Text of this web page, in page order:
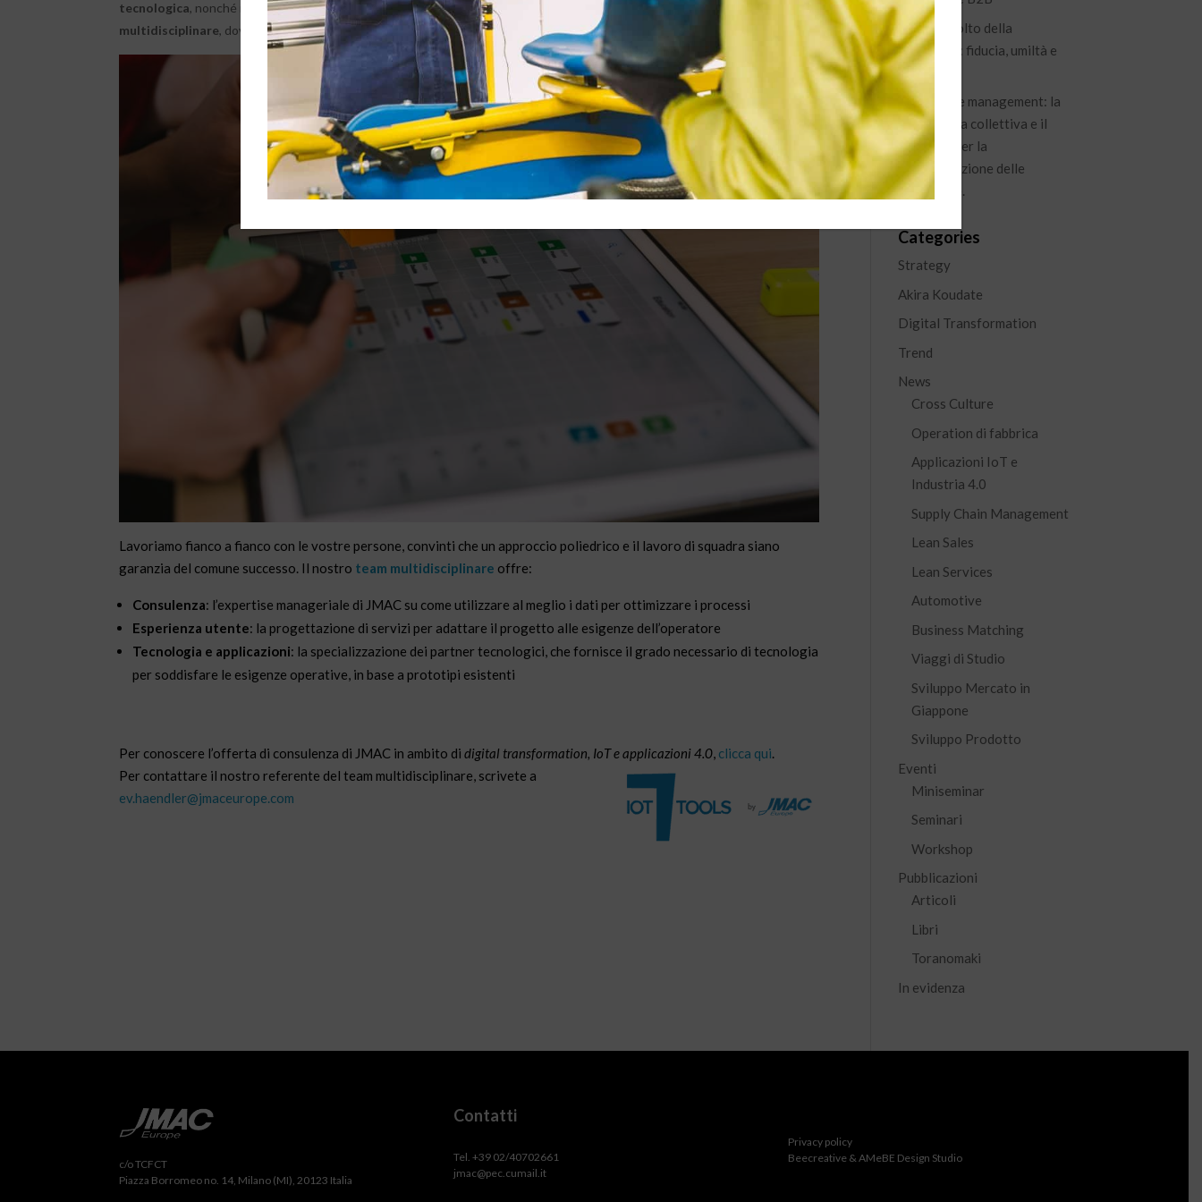
tecnologica, nonché il contributo fondamentale diesperienza e consapevolezza dell’azienda. Si attiva quindi un
multidisciplinare, dove nulla viene trascurato o distrutto, ma tutto si … trasforma!
Lavoriamo fianco a fianco con le vostre persone, convinti che un approccio poliedrico e il lavoro di squadra siano
garanzia del comune successo. Il nostro team multidisciplinare offre:
Consulenza: l’expertise manageriale di JMAC su come utilizzare al meglio i dati per ottimizzare i processi
Esperienza utente: la progettazione di servizi per adattare il progetto alle esigenze dell’operatore
Tecnologia e applicazioni: la specializzazione dei partner tecnologici, che fornisce il grado necessario di tecnologia
per soddisfare le esigenze operative, in base a prototipi esistenti
Per conoscere l’offerta di consulenza di JMAC in ambito di digital transformation, IoT e applicazioni 4.0, clicca qui.
Per contattare il nostro referente del team multidisciplinare, scrivete a
ev.haendler@jmaceurope.com
Il nuovo volto della
leadership: fiducia, umiltà e
visione
Knowledge management: la
conoscenza collettiva e il
percorso per la
capitalizzazione delle
esperienze.
Categories
Strategy
Akira Koudate
Digital Transformation
Trend
News
Cross Culture
Operation di fabbrica
Applicazioni IoT e
Industria 4.0
Supply Chain Management
Lean Sales
Lean Services
Automotive
Business Matching
Viaggi di Studio
Sviluppo Mercato in
Giappone
Sviluppo Prodotto
Eventi
Miniseminar
Seminari
Workshop
Pubblicazioni
Articoli
Libri
Toranomaki
In evidenza
c/o TCFCT
Piazza Borromeo no. 14, Milano (MI), 20123 Italia
Contatti
Tel. +39 02/40702661
jmac@pec.cumail.it
Privacy policy
Beecreative & AMeBE Design Studio